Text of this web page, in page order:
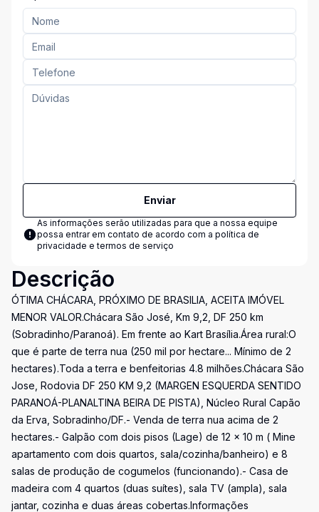
Enviar
As informações serão utilizadas para que a nossa equipe
possa entrar em contato de acordo com a política de
privacidade e termos de serviço
Descrição
ÓTIMA CHÁCARA, PRÓXIMO DE BRASILIA, ACEITA IMÓVEL
MENOR VALOR.Chácara São José, Km 9,2, DF 250 km
(Sobradinho/Paranoá). Em frente ao Kart Brasília.Área rural:O
que é parte de terra nua (250 mil por hectare... Mínimo de 2
hectares).Toda a terra e benfeitorias 4.8 milhões.Chácara São
Jose, Rodovia DF 250 KM 9,2 (MARGEN ESQUERDA SENTIDO
PARANOÁ-PLANALTINA BEIRA DE PISTA), Núcleo Rural Capão
da Erva, Sobradinho/DF.- Venda de terra nua acima de 2
hectares.- Galpão com dois pisos (Lage) de 12 x 10 m ( Mine
apartamento com dois quartos, sala/cozinha/banheiro) e 8
salas de produção de cogumelos (funcionando).- Casa de
madeira com 4 quartos (duas suítes), sala TV (ampla), sala
jantar, cozinha e duas áreas cobertas.Informações